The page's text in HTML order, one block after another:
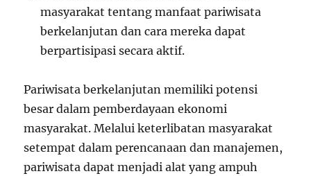
masyarakat tentang manfaat pariwisata
berkelanjutan dan cara mereka dapat
berpartisipasi secara aktif.
Pariwisata berkelanjutan memiliki potensi
besar dalam pemberdayaan ekonomi
masyarakat. Melalui keterlibatan masyarakat
setempat dalam perencanaan dan manajemen,
pariwisata dapat menjadi alat yang ampuh